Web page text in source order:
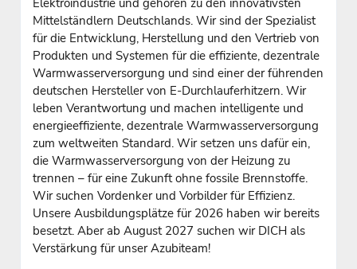
Mittelständlern Deutschlands. Wir sind der Spezialist
für die Entwicklung, Herstellung und den Vertrieb von
Produkten und Systemen für die effiziente, dezentrale
Warmwasserversorgung und sind einer der führenden
deutschen Hersteller von E-Durchlauferhitzern. Wir
leben Verantwortung und machen intelligente und
energieeffiziente, dezentrale Warmwasserversorgung
zum weltweiten Standard. Wir setzen uns dafür ein,
die Warmwasserversorgung von der Heizung zu
trennen – für eine Zukunft ohne fossile Brennstoffe.
Wir suchen Vordenker und Vorbilder für Effizienz.
Unsere Ausbildungsplätze für 2026 haben wir bereits
besetzt. Aber ab August 2027 suchen wir DICH als
Verstärkung für unser Azubiteam!